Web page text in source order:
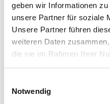
geben wir Informationen
unsere Partner für soziale
Unsere Partner führen
weiteren Daten
die sie im Rahmen Ihrer
Notwendig
Die frische
hat auch uns
Prozesse neu